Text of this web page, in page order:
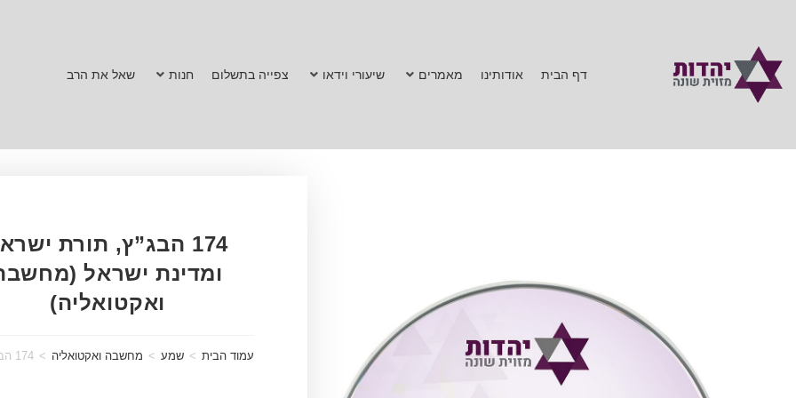
דף הבית אודותינו מאמרים שיעורי וידאו צפייה בתשלום חנות שאל את הרב
174 הבג”ץ, תורת
ומדינת ישראל
ואקטואליה)
עמוד הבית > שמע > מחשבה ואקטואליה > 174 הבג”ץ, תורת ישראל ומדינת ישראל (מחשבה ואקטואליה)